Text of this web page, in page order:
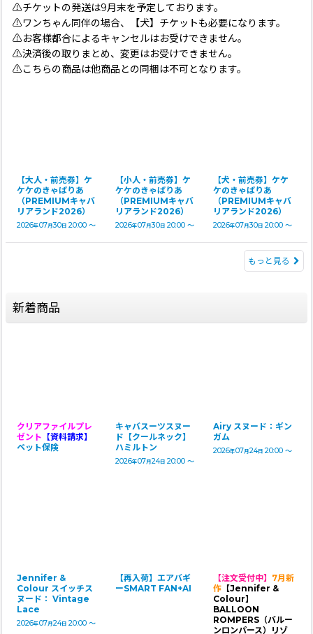
⚠️チケットの発送は9月末を予定しております。
⚠️ワンちゃん同伴の場合、【犬】チケットも必要になります。
⚠️お客様都合によるキャンセルはお受けできません。
⚠️決済後の取りまとめ、変更はお受けできません。
⚠️こちらの商品は他商品との同梱は不可となります。
【大人・前売券】ケ
ケケのきゃばりあ
（PREMIUMキャバ
リアランド2026）
2026年07月30日 20:00 ～
【小人・前売券】ケ
ケケのきゃばりあ
（PREMIUMキャバ
リアランド2026）
2026年07月30日 20:00 ～
【犬・前売券】ケケ
ケのきゃばりあ
（PREMIUMキャバ
リアランド2026）
2026年07月30日 20:00 ～
もっと見る
新着商品
クリアファイルプレ
ゼント 【資料請求】
ペット保険
キャバスーツスヌー
ド【クールネック】
ハミルトン
2026年07月24日 20:00 ～
Airy スヌード：ギン
ガム
2026年07月24日 20:00 ～
Jennifer &
Colour スイッチス
ヌード： Vintage
Lace
2026年07月24日 20:00 ～
【再入荷】エアバギ
ーSMART FAN+AI
【注文受付中】 7月新
作 【Jennifer &
Colour】
BALLOON
ROMPERS（バルー
ンロンパース）リゾ